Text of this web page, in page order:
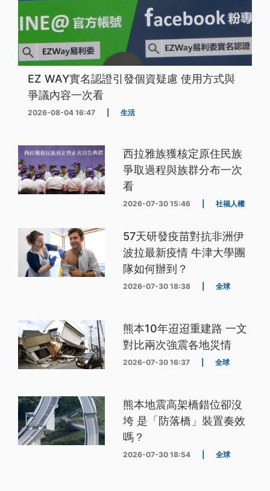
EZ WAY實名認證引發個資疑慮 使用方式與
爭議內容一次看
2026-08-04 16:47 生活
西拉雅族獲核定原住民族
爭取過程與族群分布一次
看
2026-07-30 15:46 社福人權
57天研發疫苗對抗非洲伊
波拉最新疫情 牛津大學團
隊如何辦到？
2026-07-30 18:38 全球
熊本10年迢迢重建路 一文
對比兩次強震各地災情
2026-07-30 16:37 全球
熊本地震高架橋錯位卻沒
垮 是「防落橋」裝置奏效
嗎？
2026-07-30 18:54 全球